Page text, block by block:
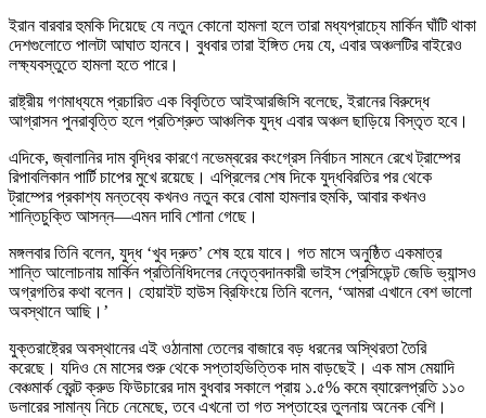
ইরান বারবার হুমকি দিয়েছে যে নতুন কোনো হামলা হলে তারা মধ্যপ্রাচ্যে মার্কিন ঘাঁটি থাকা
দেশগুলোতে পালটা আঘাত হানবে। বুধবার তারা ইঙ্গিত দেয় যে, এবার অঞ্চলটির বাইরেও
লক্ষ্যবস্তুতে হামলা হতে পারে।
রাষ্ট্রীয় গণমাধ্যমে প্রচারিত এক বিবৃতিতে আইআরজিসি বলেছে, ইরানের বিরুদ্ধে
আগ্রাসন পুনরাবৃত্তি হলে প্রতিশ্রুত আঞ্চলিক যুদ্ধ এবার অঞ্চল ছাড়িয়ে বিস্তৃত হবে।
এদিকে, জ্বালানির দাম বৃদ্ধির কারণে নভেম্বরের কংগ্রেস নির্বাচন সামনে রেখে ট্রাম্পের
রিপাবলিকান পার্টি চাপের মুখে রয়েছে। এপ্রিলের শেষ দিকে যুদ্ধবিরতির পর থেকে
ট্রাম্পের প্রকাশ্য মন্তব্যে কখনও নতুন করে বোমা হামলার হুমকি, আবার কখনও
শান্তিচুক্তি আসন্ন—এমন দাবি শোনা গেছে।
মঙ্গলবার তিনি বলেন, যুদ্ধ ‘খুব দ্রুত’ শেষ হয়ে যাবে। গত মাসে অনুষ্ঠিত একমাত্র
শান্তি আলোচনায় মার্কিন প্রতিনিধিদলের নেতৃত্বদানকারী ভাইস প্রেসিডেন্ট জেডি ভ্যান্সও
অগ্রগতির কথা বলেন। হোয়াইট হাউস ব্রিফিংয়ে তিনি বলেন, ‘আমরা এখানে বেশ ভালো
অবস্থানে আছি।’
যুক্তরাষ্ট্রের অবস্থানের এই ওঠানামা তেলের বাজারে বড় ধরনের অস্থিরতা তৈরি
করেছে। যদিও মে মাসের শুরু থেকে সপ্তাহভিত্তিক দাম বাড়ছেই। এক মাস মেয়াদি
বেঞ্চমার্ক ব্রেন্ট ক্রুড ফিউচারের দাম বুধবার সকালে প্রায় ১.৫% কমে ব্যারেলপ্রতি ১১০
ডলারের সামান্য নিচে নেমেছে, তবে এখনো তা গত সপ্তাহের তুলনায় অনেক বেশি।